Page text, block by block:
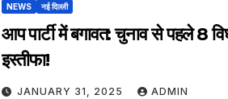
NEWS नई दिल्ली
आप पार्टी में बगावत: चुनाव से पहले 8
इस्तीफा!
JANUARY 31, 2025 ADMIN